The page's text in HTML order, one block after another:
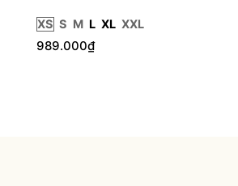
XS S M L XL XXL
989.000₫